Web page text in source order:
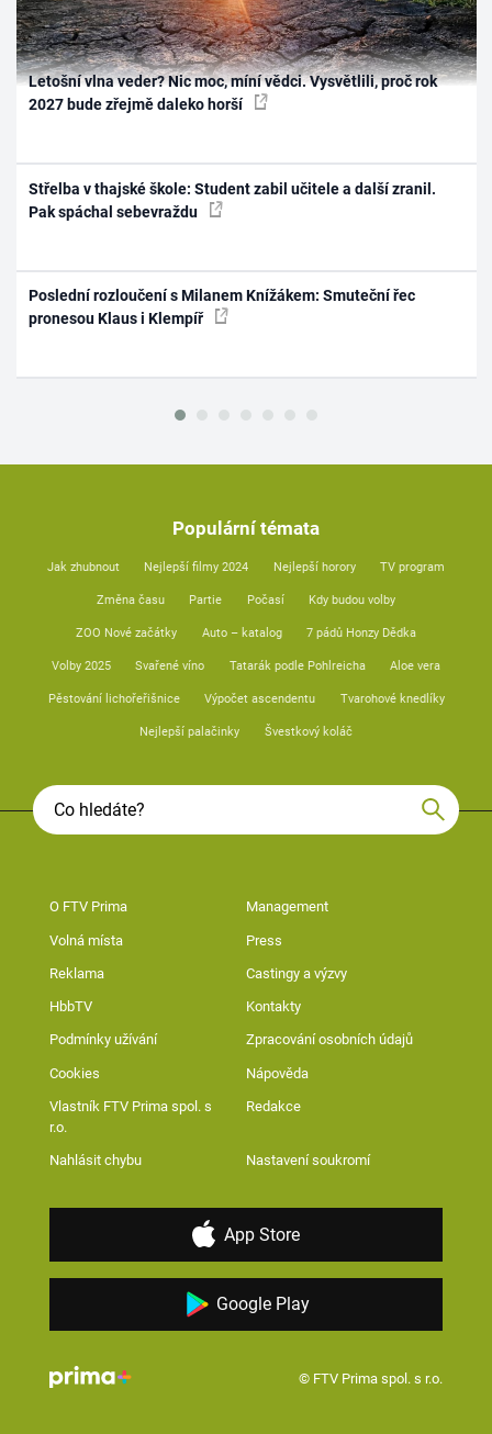
Letošní vlna veder? Nic moc, míní vědci. Vysvětlili, proč rok
2027 bude zřejmě daleko horší
Střelba v thajské škole: Student zabil učitele a další zranil.
Pak spáchal sebevraždu
Poslední rozloučení s Milanem Knížákem: Smuteční řec
pronesou Klaus i Klempíř
Populární témata
Jak zhubnout Nejlepší filmy 2024 Nejlepší horory TV program
Změna času Partie Počasí Kdy budou volby
ZOO Nové začátky Auto – katalog 7 pádů Honzy Dědka
Volby 2025 Svařené víno Tatarák podle Pohlreicha Aloe vera
Pěstování lichořeřišnice Výpočet ascendentu Tvarohové knedlíky
Nejlepší palačinky Švestkový koláč
O FTV Prima Management
Volná místa Press
Reklama Castingy a výzvy
HbbTV Kontakty
Podmínky užívání Zpracování osobních údajů
Cookies Nápověda
Vlastník FTV Prima spol. s
r.o.
Redakce
Nahlásit chybu Nastavení soukromí
App Store
Google Play
© FTV Prima spol. s r.o.